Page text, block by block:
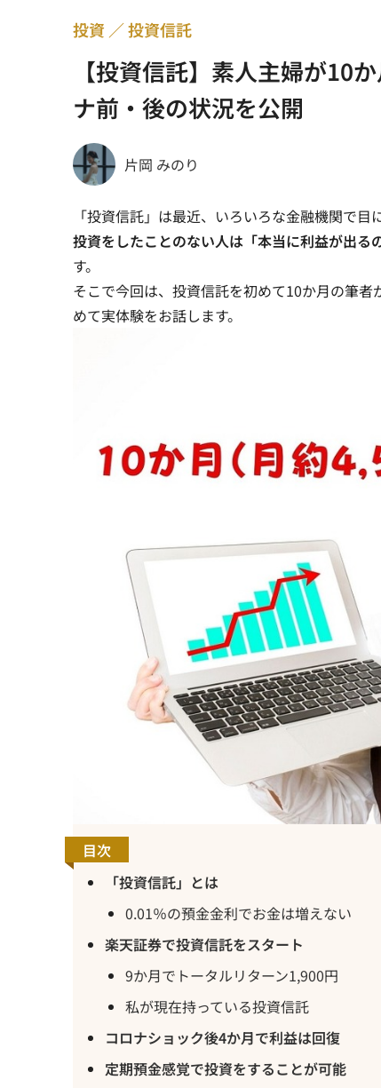
【投資信託】素人主婦が
ナ前・後の状況を公開
投資 投資信託
片岡 みのり
「投資信託」は最近、いろいろな金融機関で目
投資をしたことのない人は「本当に利益が出
す。
そこで今回は、投資信託を初めて10か月の筆
めて実体験をお話します。
目次
「投資信託」とは
0.01％の預金金利でお金は増えない
楽天証券で投資信託をスタート
9か月でトータルリターン1,900円
私が現在持っている投資信託
コロナショック後4か月で利益は回復
定期預金感覚で投資をすることが可能